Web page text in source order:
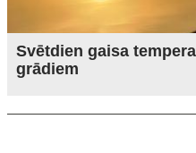
Svētdien gaisa
grādiem